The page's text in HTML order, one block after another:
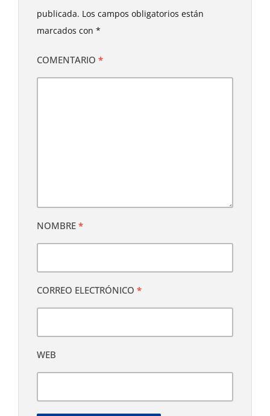
publicada. Los campos obligatorios están
marcados con *
COMENTARIO *
NOMBRE *
CORREO ELECTRÓNICO *
WEB